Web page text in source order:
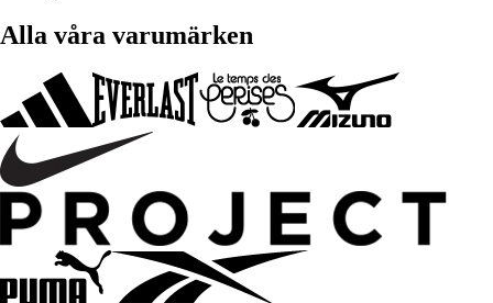
Alla våra varumärken